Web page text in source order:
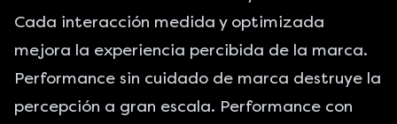
Cada interacción medida y optimizada
mejora la experiencia percibida de la marca.
Performance sin cuidado de marca destruye la
percepción a gran escala. Performance con